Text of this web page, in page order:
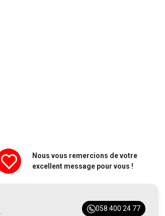
Nous vous remercions de votre
excellent message pour vous !
058 400 24 77